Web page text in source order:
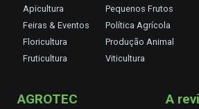
Apicultura
Feiras & Eventos
Floricultura
Fruticultura
Pequenos Frutos
Política Agrícola
Produção Animal
Viticultura
AGROTEC A